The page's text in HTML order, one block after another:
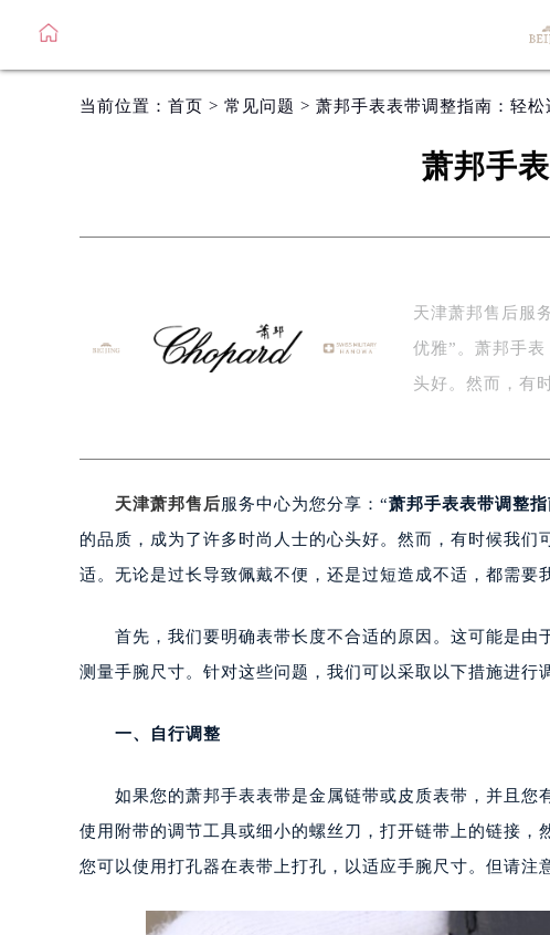
当前位置： 首页 > 常见问题 > 萧邦手表表带调整指南：轻
萧邦手
天津萧邦售后服
优雅”。萧邦手
头好。然而，有
天津萧邦售后 服务中心为您分享：“萧邦手表表带调整
的品质，成为了许多时尚人士的心头好。然而，有时候我
适。无论是过长导致佩戴不便，还是过短造成不适，都需要
首先，我们要明确表带长度不合适的原因。这可能是由
测量手腕尺寸。针对这些问题，我们可以采取以下措施进行
一、自行调整
如果您的萧邦手表表带是金属链带或皮质表带，并且您
使用附带的调节工具或细小的螺丝刀，打开链带上的链接，
您可以使用打孔器在表带上打孔，以适应手腕尺寸。但请注